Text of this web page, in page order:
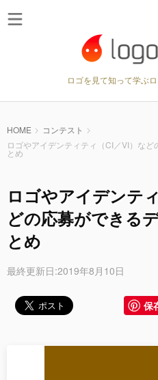
ロゴを見て知って学ぶ
HOME
コンテスト
ロゴやアイデンティティ（CI／VI）な
とめ
ロゴやアイデンテ
どの応募ができる
とめ
最終更新日:2019年8月10日
保